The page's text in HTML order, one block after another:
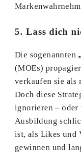
5. Lass dich
Die sogenannten
(MOEs)
verkaufen sie als
Doch diese
ignorieren – oder
Ausbildung
ist, als Likes und
gewinnen und